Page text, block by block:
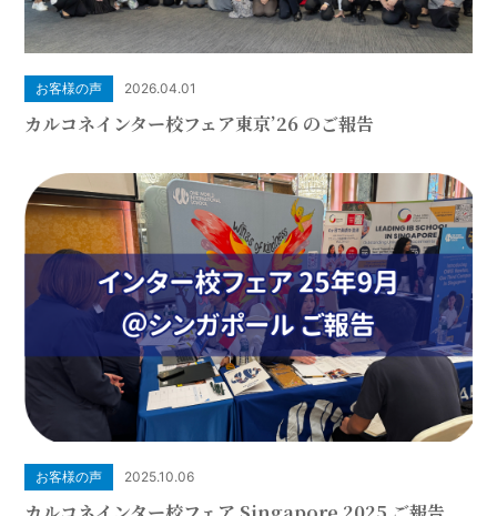
お客様の声 2026.04.01
カルコネインター校フェア東京’26 のご報告
お客様の声 2025.10.06